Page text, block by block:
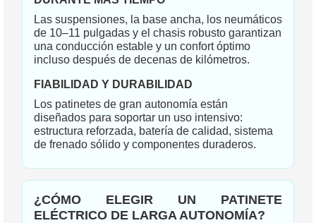
Las suspensiones, la base ancha, los neumáticos
de 10–11 pulgadas y el chasis robusto garantizan
una conducción estable y un confort óptimo
incluso después de decenas de kilómetros.
FIABILIDAD Y DURABILIDAD
Los patinetes de gran autonomía están
diseñados para soportar un uso intensivo:
estructura reforzada, batería de calidad, sistema
de frenado sólido y componentes duraderos.
¿CÓMO ELEGIR UN PATINETE
ELÉCTRICO DE LARGA AUTONOMÍA?